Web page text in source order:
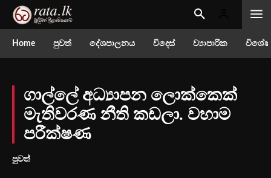
Home පුවත් දේශපාලනය විදෙස් ව්‍යාපාරික
ගාල්ලේ අධ්‍යාපන ලොක්කෙක්
මැතිවරණ නීති කඩලා. වහාම
පරීක්ෂණ
පුවත්